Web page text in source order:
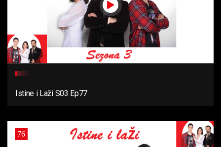
Istine i Laži S03 Ep77
76